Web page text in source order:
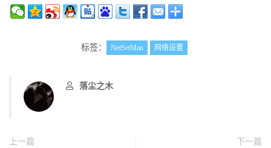
标签： NetSetMan 网络设置
落尘之木
上一篇
下一篇